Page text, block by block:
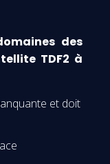
des
TDF2 à
et doit